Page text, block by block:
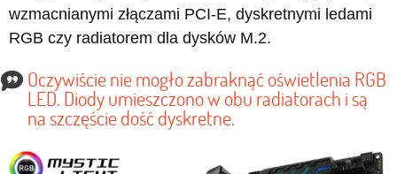
wzmacnianymi złączami PCI-E, dyskretnymi ledami
RGB czy radiatorem dla dysków M.2.
Oczywiście nie mogło zabraknąć oświetlenia RGB
LED. Diody umieszczono w obu radiatorach i są
na szczęście dość dyskretne.